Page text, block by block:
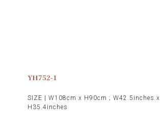
YH752-1
SIZE | W108cm x H90cm ; W42.5inches x
H35.4inches